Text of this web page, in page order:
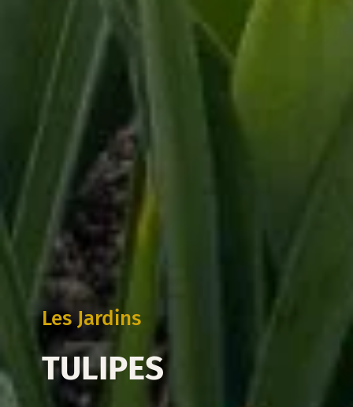
Les Jardins
TULIPES